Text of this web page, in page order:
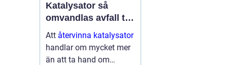
Katalysator så
omvandlas avfall till
värdefulla resurser
Att återvinna katalysator
handlar om mycket mer
än att ta hand om